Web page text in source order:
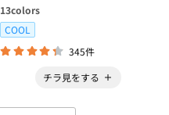
13colors
COOL
345件
チラ見をする